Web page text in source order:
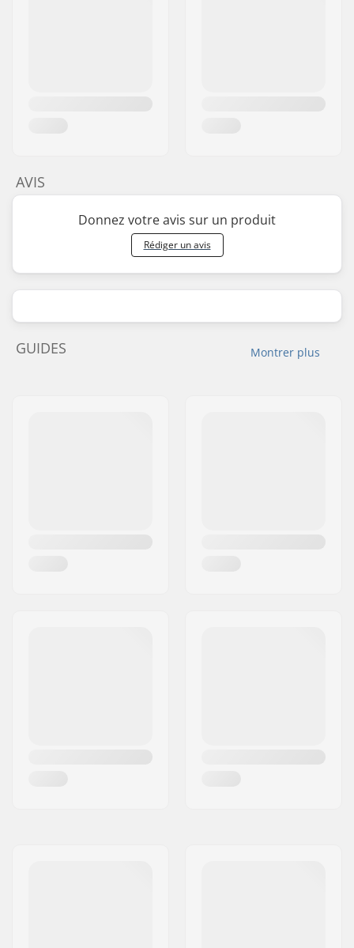
AVIS
Donnez votre avis sur un produit
Rédiger un avis
Montrer plus
GUIDES